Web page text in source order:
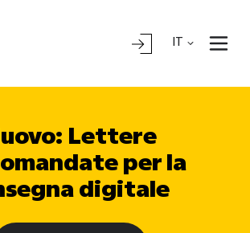
IT
Lettere
per la
digitale